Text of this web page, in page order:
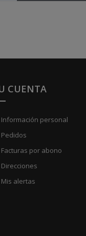
CUENTA
Información personal
Pedidos
Facturas por abono
Direcciones
Mis alertas